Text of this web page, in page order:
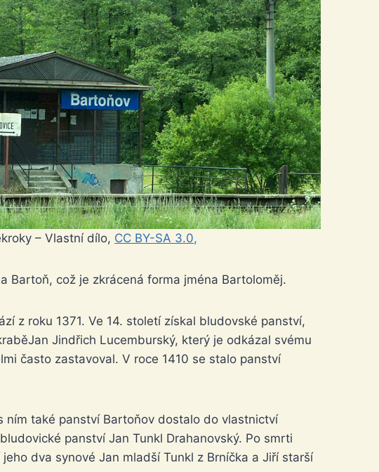
– Vlastní dílo, CC BY-SA 3.0,
Bartoň, což je zkrácená forma jména Bartoloměj.
z roku 1371. Ve 14. století získal bludovské panství,
Jindřich Lucemburský, který je odkázal svému
často zastavoval. V roce 1410 se stalo panství
ním také panství Bartoňov dostalo do vlastnictví
panství Jan Tunkl Drahanovský. Po smrti
dva synové Jan mladší Tunkl z Brníčka a Jiří starší